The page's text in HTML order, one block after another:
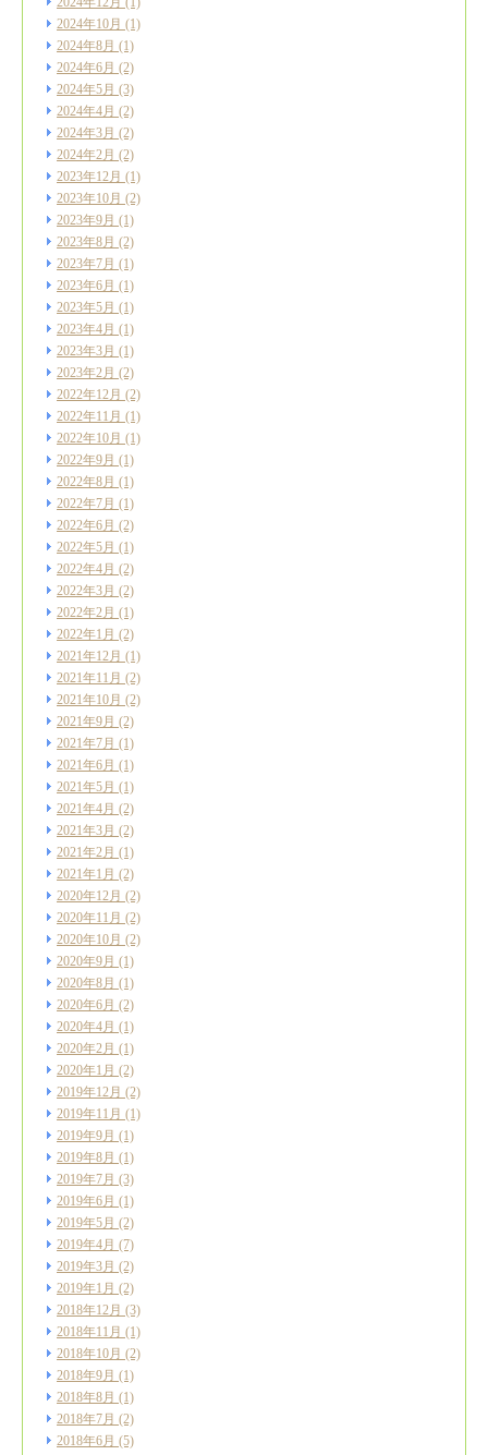
2024年10月 (1)
2024年8月 (1)
2024年6月 (2)
2024年5月 (3)
2024年4月 (2)
2024年3月 (2)
2024年2月 (2)
2023年12月 (1)
2023年10月 (2)
2023年9月 (1)
2023年8月 (2)
2023年7月 (1)
2023年6月 (1)
2023年5月 (1)
2023年4月 (1)
2023年3月 (1)
2023年2月 (2)
2022年12月 (2)
2022年11月 (1)
2022年10月 (1)
2022年9月 (1)
2022年8月 (1)
2022年7月 (1)
2022年6月 (2)
2022年5月 (1)
2022年4月 (2)
2022年3月 (2)
2022年2月 (1)
2022年1月 (2)
2021年12月 (1)
2021年11月 (2)
2021年10月 (2)
2021年9月 (2)
2021年7月 (1)
2021年6月 (1)
2021年5月 (1)
2021年4月 (2)
2021年3月 (2)
2021年2月 (1)
2021年1月 (2)
2020年12月 (2)
2020年11月 (2)
2020年10月 (2)
2020年9月 (1)
2020年8月 (1)
2020年6月 (2)
2020年4月 (1)
2020年2月 (1)
2020年1月 (2)
2019年12月 (2)
2019年11月 (1)
2019年9月 (1)
2019年8月 (1)
2019年7月 (3)
2019年6月 (1)
2019年5月 (2)
2019年4月 (7)
2019年3月 (2)
2019年1月 (2)
2018年12月 (3)
2018年11月 (1)
2018年10月 (2)
2018年9月 (1)
2018年8月 (1)
2018年7月 (2)
2018年6月 (5)